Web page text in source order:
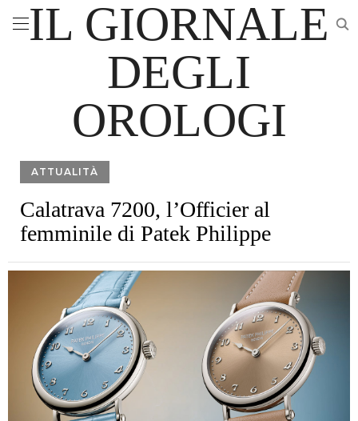
IL GIORNALE
DEGLI
OROLOGI
ATTUALITÀ
Calatrava 7200, l’Officier al
femminile di Patek Philippe